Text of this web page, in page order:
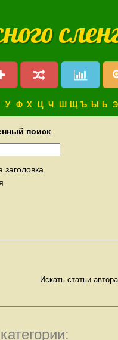
У Ф Х Ц Ч Ш Щ Ъ Ы Ь Э
поиск
заголовка
Искать статьи